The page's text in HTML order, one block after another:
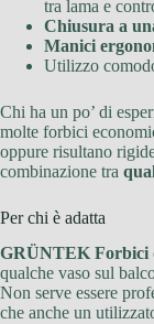
tra lama e
Chiusura a
Manici
Utilizzo
Chi ha un po’ di
molte forbici
oppure risultano
combinazione tra
Per chi è adatta
GRÜNTEK Forbici
qualche vaso sul
Non serve essere
che anche un